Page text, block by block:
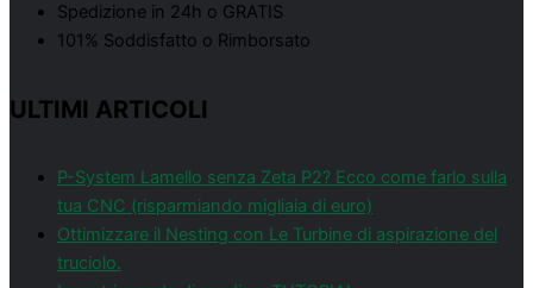
Spedizione in 24h o GRATIS
101% Soddisfatto o Rimborsato
ULTIMI ARTICOLI
P-System Lamello senza Zeta P2? Ecco come farlo sulla
tua CNC (risparmiando migliaia di euro)
Ottimizzare il Nesting con Le Turbine di aspirazione del
truciolo.